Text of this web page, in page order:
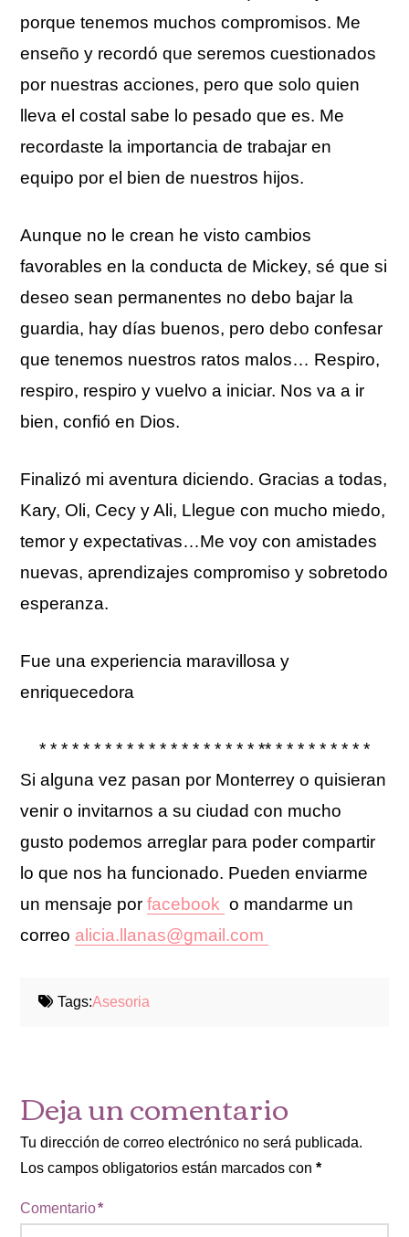
porque tenemos muchos compromisos. Me
enseño y recordó que seremos cuestionados
por nuestras acciones, pero que solo quien
lleva el costal sabe lo pesado que es. Me
recordaste la importancia de trabajar en
equipo por el bien de nuestros hijos.
Aunque no le crean he visto cambios
favorables en la conducta de Mickey, sé que si
deseo sean permanentes no debo bajar la
guardia, hay días buenos, pero debo confesar
que tenemos nuestros ratos malos… Respiro,
respiro, respiro y vuelvo a iniciar. Nos va a ir
bien, confió en Dios.
Finalizó mi aventura diciendo. Gracias a todas,
Kary, Oli, Cecy y Ali, Llegue con mucho miedo,
temor y expectativas…Me voy con amistades
nuevas, aprendizajes compromiso y sobretodo
esperanza.
Fue una experiencia maravillosa y
enriquecedora
* * * * * * * * * * * * * * * * * * * * ** * * * * * * * * *
Si alguna vez pasan por Monterrey o quisieran
venir o invitarnos a su ciudad con mucho
gusto podemos arreglar para poder compartir
lo que nos ha funcionado. Pueden enviarme
un mensaje porfacebook o mandarme un
correo alicia.llanas@gmail.com
Tags:Asesoria
Deja un comentario
Tu dirección de correo electrónico no será publicada.
Los campos obligatorios están marcados con*
Comentario*